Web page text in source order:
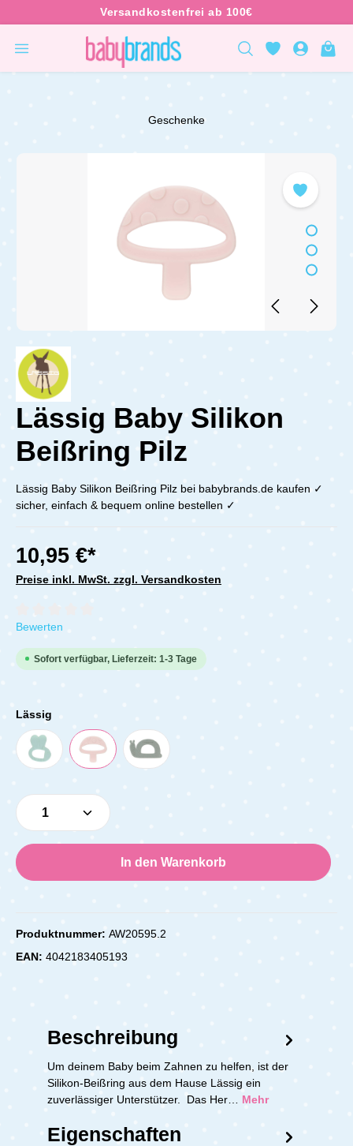
Geschenke
Lässig Baby Silikon
Beißring Pilz
Lässig Baby Silikon Beißring Pilz bei babybrands.de kaufen ✓
sicher, einfach & bequem online bestellen ✓
10,95 €*
Preise inkl. MwSt. zzgl. Versandkosten
Durchschnittliche Bewertung von 0 von 5 Sternen
Bewerten
Sofort verfügbar, Lieferzeit: 1-3 Tage
Lässig
Produkt Anzahl: Gib den gewünschten
In den Warenkorb
Produktnummer: AW20595.2
EAN: 4042183405193
Beschreibung
Um deinem Baby beim Zahnen zu helfen, ist der
Silikon-Beißring aus dem Hause Lässig ein
zuverlässiger Unterstützer. Das Her… Mehr
Eigenschaften